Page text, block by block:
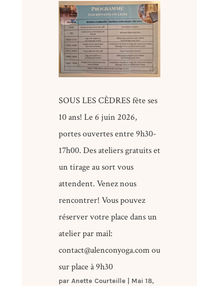
SOUS LES CÈDRES fête ses
10 ans! Le 6 juin 2026,
portes ouvertes entre 9h30-
17h00. Des ateliers gratuits et
un tirage au sort vous
attendent. Venez nous
rencontrer! Vous pouvez
réserver votre place dans un
atelier par mail:
contact@alenconyoga.com ou
sur place à 9h30
par Anette Courteille
Mai 18,